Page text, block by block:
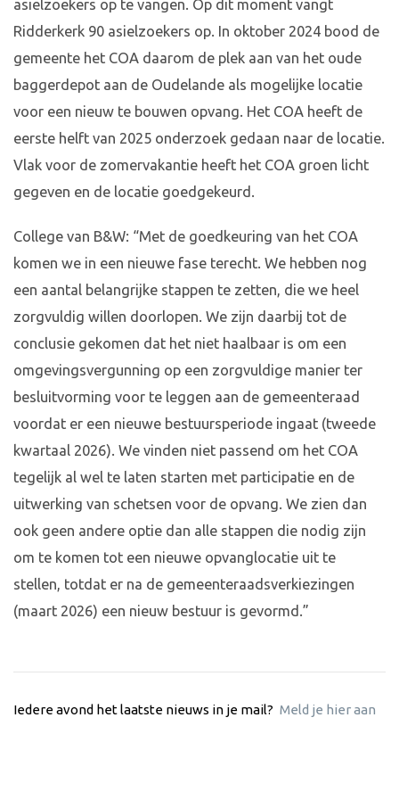
asielzoekers op te vangen. Op dit moment vangt
Ridderkerk 90 asielzoekers op. In oktober 2024 bood de
gemeente het COA daarom de plek aan van het oude
baggerdepot aan de Oudelande als mogelijke locatie
voor een nieuw te bouwen opvang. Het COA heeft de
eerste helft van 2025 onderzoek gedaan naar de locatie.
Vlak voor de zomervakantie heeft het COA groen licht
gegeven en de locatie goedgekeurd.
College van B&W: “Met de goedkeuring van het COA
komen we in een nieuwe fase terecht. We hebben nog
een aantal belangrijke stappen te zetten, die we heel
zorgvuldig willen doorlopen. We zijn daarbij tot de
conclusie gekomen dat het niet haalbaar is om een
omgevingsvergunning op een zorgvuldige manier ter
besluitvorming voor te leggen aan de gemeenteraad
voordat er een nieuwe bestuursperiode ingaat (tweede
kwartaal 2026). We vinden niet passend om het COA
tegelijk al wel te laten starten met participatie en de
uitwerking van schetsen voor de opvang. We zien dan
ook geen andere optie dan alle stappen die nodig zijn
om te komen tot een nieuwe opvanglocatie uit te
stellen, totdat er na de gemeenteraadsverkiezingen
(maart 2026) een nieuw bestuur is gevormd.”
Iedere avond het laatste nieuws in je mail? Meld je hier aan